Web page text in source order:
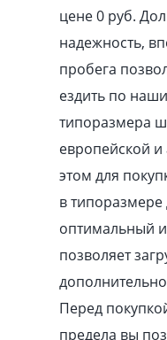
цене 0 руб.
надежность,
пробега
ездить по
типоразмера
европейской
этом для
в
оптимальный
позволяет
Перед
предела вы